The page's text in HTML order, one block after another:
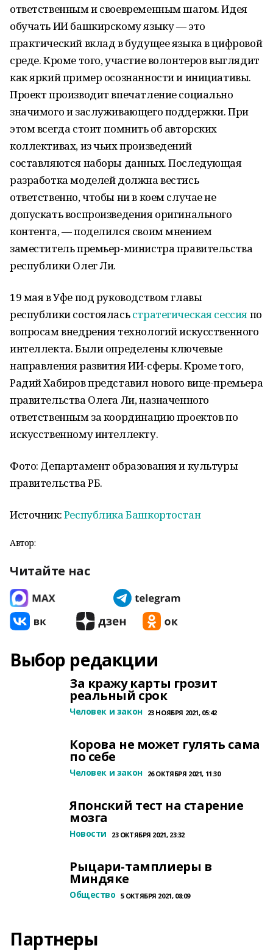
ответственным и своевременным шагом. Идея
обучать ИИ башкирскому языку — это
практический вклад в будущее языка в цифровой
среде. Кроме того, участие волонтеров выглядит
как яркий пример осознанности и инициативы.
Проект производит впечатление социально
значимого и заслуживающего поддержки. При
этом всегда стоит помнить об авторских
коллективах, из чьих произведений
составляются наборы данных. Последующая
разработка моделей должна вестись
ответственно, чтобы ни в коем случае не
допускать воспроизведения оригинального
контента, — поделился своим мнением
заместитель премьер-министра правительства
республики Олег Ли.
19 мая в Уфе под руководством главы
республики состояласьстратегическая сессияпо
вопросам внедрения технологий искусственного
интеллекта. Были определены ключевые
направления развития ИИ-сферы. Кроме того,
Радий Хабиров представил нового вице-премьера
правительства Олега Ли, назначенного
ответственным за координацию проектов по
искусственному интеллекту.
Фото: Департамент образования и культуры
правительства РБ.
Источник:Республика Башкортостан
Автор:
Читайте нас
Выбор редакции
За кражу карты грозит
реальный срок
Человек и закон 23 НОЯБРЯ 2021, 05:42
Корова не может гулять сама
по себе
Человек и закон 26 ОКТЯБРЯ 2021, 11:30
Японский тест на старение
мозга
Новости 23 ОКТЯБРЯ 2021, 23:32
Рыцари-тамплиеры в
Миндяке
Общество 5 ОКТЯБРЯ 2021, 08:09
Партнеры